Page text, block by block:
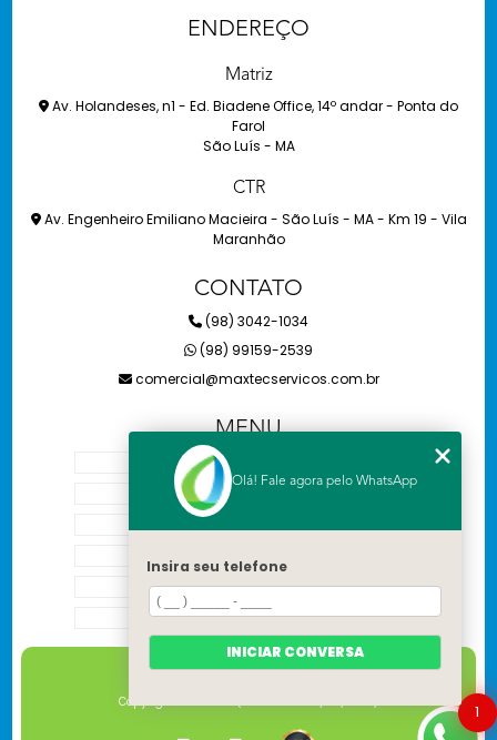
ENDEREÇO
Matriz
Av. Holandeses, n1 - Ed. Biadene Office, 14º andar - Ponta do
Farol
São Luís - MA
CTR
Av. Engenheiro Emiliano Macieira - São Luís - MA - Km 19 - Vila
Maranhão
CONTATO
(98) 3042-1034
(98) 99159-2539
comercial@maxtecservicos.com.br
MENU
SOBRE NÓS
CONTATO
CATEGORIAS
MAPA DO SITE
Copyright © Maxtec. (Lei 9610 de 19/02/1998) 1
Olá! Fale agora pelo WhatsApp
Insira seu telefone
INICIAR CONVERSA